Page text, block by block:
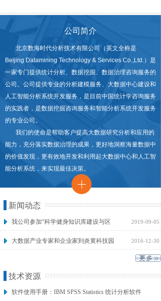
公司简介
北京数海时代分析技术有限公司（英文全称是
Beijing Datamining Technology & Services Co.,Ltd.）是
一家专门提供统计分析、数据挖掘、数据治理咨询服务的
公司。公司提供专业的分析建模服务、大数据中心建设和
人工智能分析系统开发服务，是目前中国统计学咨询服务
的实践者，是数据挖掘咨询服务和智能分析系统开发服务
的专业公司。
我们的使命是帮助客户提高大数据研究分析和应用的
能力，充分落实数据治理的成果，更好地洞察海量数据中
的价值发现，更有效地开发和利用起大数据中心和人工智
能分析系统，来实现最佳决策。
新闻动态
我公司参加“科学健身知识库建设与区 2019-09-05
大数据产业专家和企业家到炎黄科技园 2016-12-30
技术资源
软件使用手册：IBM SPSS Statistics 统计分析软件